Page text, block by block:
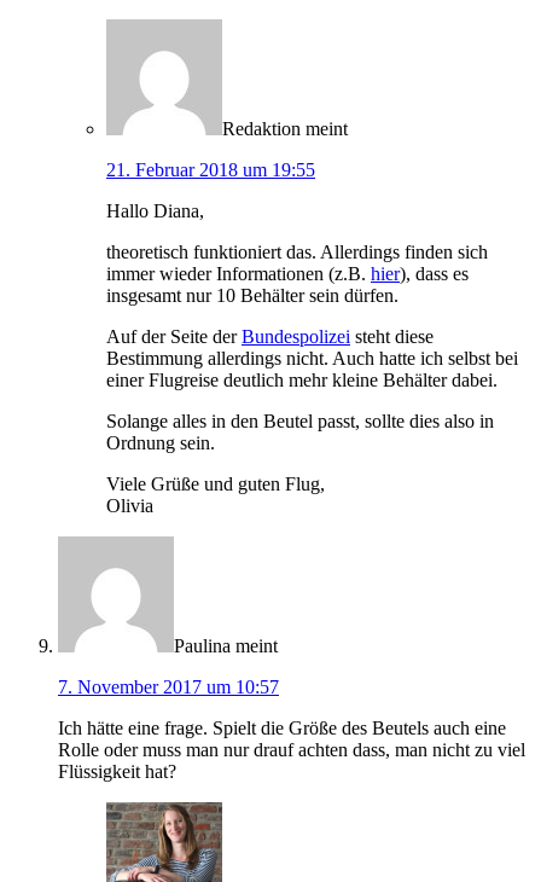
Redaktion meint
21. Februar 2018 um 19:55
Hallo Diana,
theoretisch funktioniert das. Allerdings finden sich
immer wieder Informationen (z.B. hier), dass es
insgesamt nur 10 Behälter sein dürfen.
Auf der Seite derBundespolizei steht diese
Bestimmung allerdings nicht. Auch hatte ich selbst bei
einer Flugreise deutlich mehr kleine Behälter dabei.
Solange alles in den Beutel passt, sollte dies also in
Ordnung sein.
Viele Grüße und guten Flug,
Olivia
Paulina meint
7. November 2017 um 10:57
Ich hätte eine frage. Spielt die Größe des Beutels auch eine
Rolle oder muss man nur drauf achten dass, man nicht zu viel
Flüssigkeit hat?